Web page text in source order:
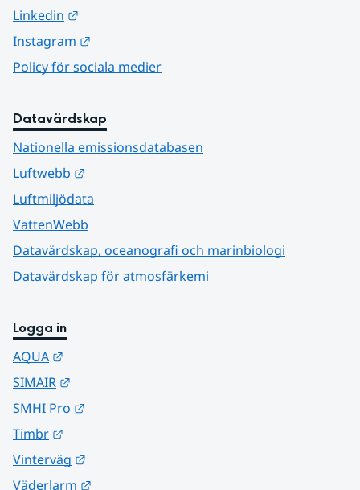
Linkedin
Instagram
Policy för sociala medier
Datavärdskap
Nationella emissionsdatabasen
Luftwebb
Luftmiljödata
VattenWebb
Datavärdskap, oceanografi och marinbiologi
Datavärdskap för atmosfärkemi
Logga in
AQUA
SIMAIR
SMHI Pro
Timbr
Vinterväg
Väderlarm